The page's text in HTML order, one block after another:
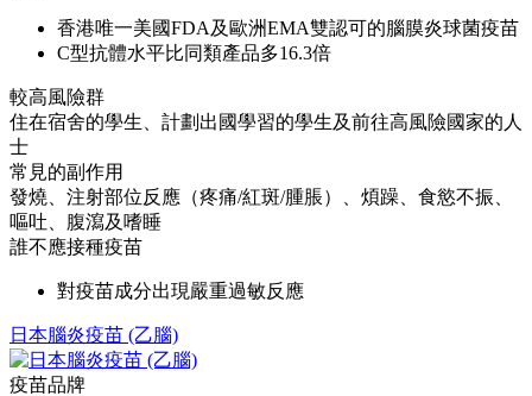
香港唯一美國FDA及歐洲EMA雙認可的腦膜炎球菌疫苗
C型抗體水平比同類產品多16.3倍
較高風險群
住在宿舍的學生、計劃出國學習的學生及前往高風險國家的人
士
常見的副作用
發燒、注射部位反應（疼痛/紅斑/腫脹）、煩躁、食慾不振、
嘔吐、腹瀉及嗜睡
誰不應接種疫苗
對疫苗成分出現嚴重過敏反應
日本腦炎疫苗 (乙腦)
疫苗品牌